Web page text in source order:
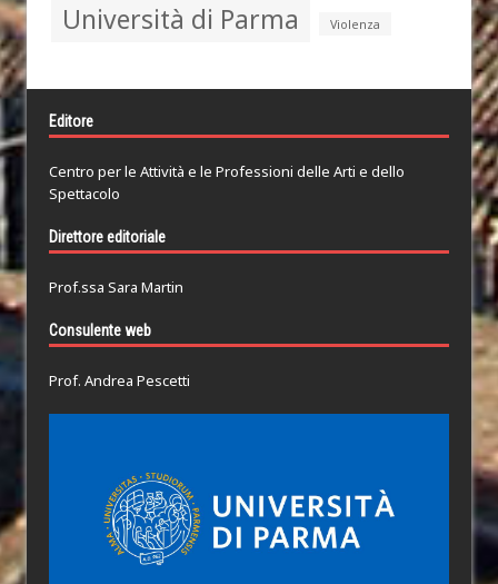
Università di Parma Violenza
Editore
Centro per le Attività e le Professioni delle Arti e dello
Spettacolo
Direttore editoriale
Prof.ssa Sara Martin
Consulente web
Prof. Andrea Pescetti